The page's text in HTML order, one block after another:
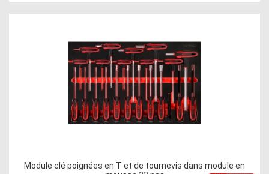
Module clé poignées en T et de tournevis dans module en